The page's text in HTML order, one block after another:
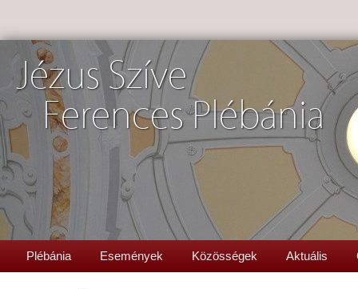
Jézus Szíve
Ferences Plébánia
Plébánia Események Közösségek Aktuális